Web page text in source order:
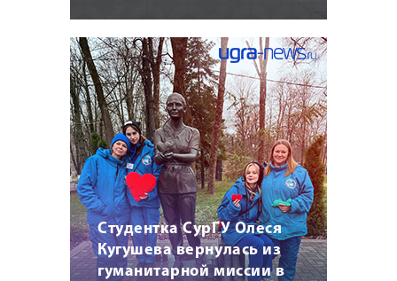
Студентка СурГУ Олеся
Кугушева вернулась из
гуманитарной миссии в